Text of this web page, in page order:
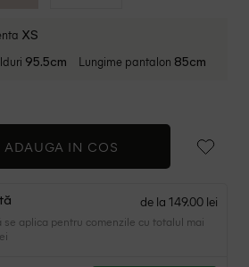
XS
95.5cm Lungime pantalon 85cm
ADAUGA IN COS
de la 149.00 lei
se aplica pentru comenzile cu totalul mai